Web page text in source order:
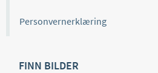
Personvernerklæring
FINN BILDER